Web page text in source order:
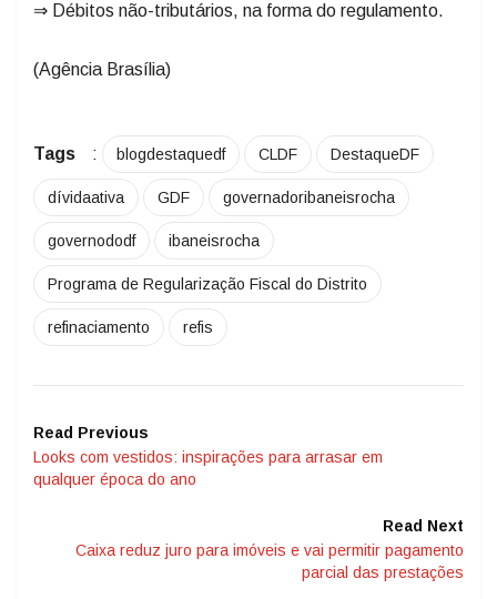
⇒ Débitos não-tributários, na forma do regulamento.
(Agência Brasília)
Tags : blogdestaquedf CLDF DestaqueDF
dívidaativa GDF governadoribaneisrocha
governododf ibaneisrocha
Programa de Regularização Fiscal do Distrito
refinaciamento refis
Read Previous
Looks com vestidos: inspirações para arrasar em
qualquer época do ano
Read Next
Caixa reduz juro para imóveis e vai permitir pagamento
parcial das prestações